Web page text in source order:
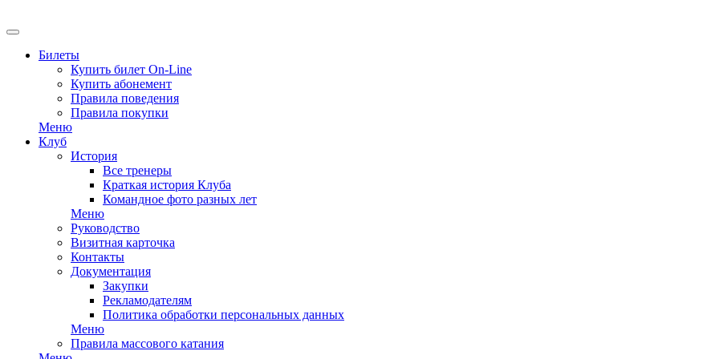
Билеты
Купить билет On-Line
Купить абонемент
Правила поведения
Правила покупки
Меню
Клуб
История
Все тренеры
Краткая история Клуба
Командное фото разных лет
Меню
Руководство
Визитная карточка
Контакты
Документация
Закупки
Рекламодателям
Политика обработки персональных данных
Меню
Правила массового катания